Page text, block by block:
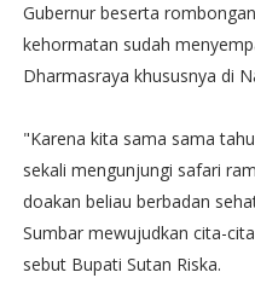
Gubernur beserta
kehormatan sudah
Dharmasraya khususnya di
"Karena kita sama sama
sekali mengunjungi safari
doakan beliau berbadan
Sumbar mewujudkan cita-
sebut Bupati Sutan Riska.